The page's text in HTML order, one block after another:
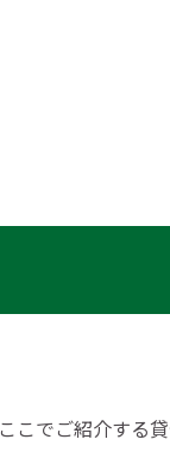
でご紹介する貸